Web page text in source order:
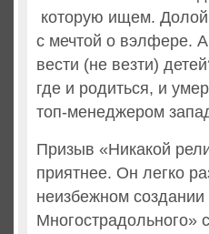
которую ищем.
с мечтой о вэлфере. А
вести (не везти)
где и родиться, и
топ-менеджером
Призыв «Никакой
приятнее. Он легко
неизбежном
Многострадольного»